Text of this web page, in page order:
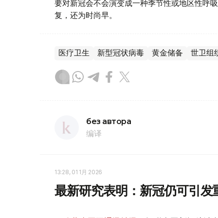
要对新冠会不会演变成一种季节性或地区性呼
复，还为时尚早。
医疗卫生 新型冠状病毒 黄金储备 世卫组
без автора
编译
13:28, 01 1月 2026
最新研究表明：新冠仍可引